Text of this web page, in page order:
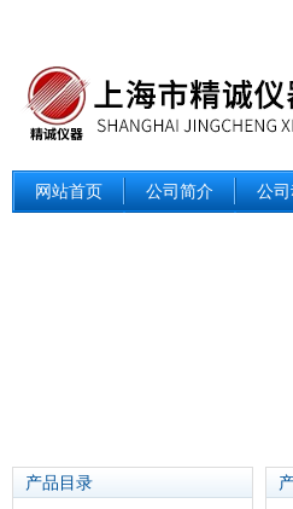
网站首页 公司简介 公
产品目录